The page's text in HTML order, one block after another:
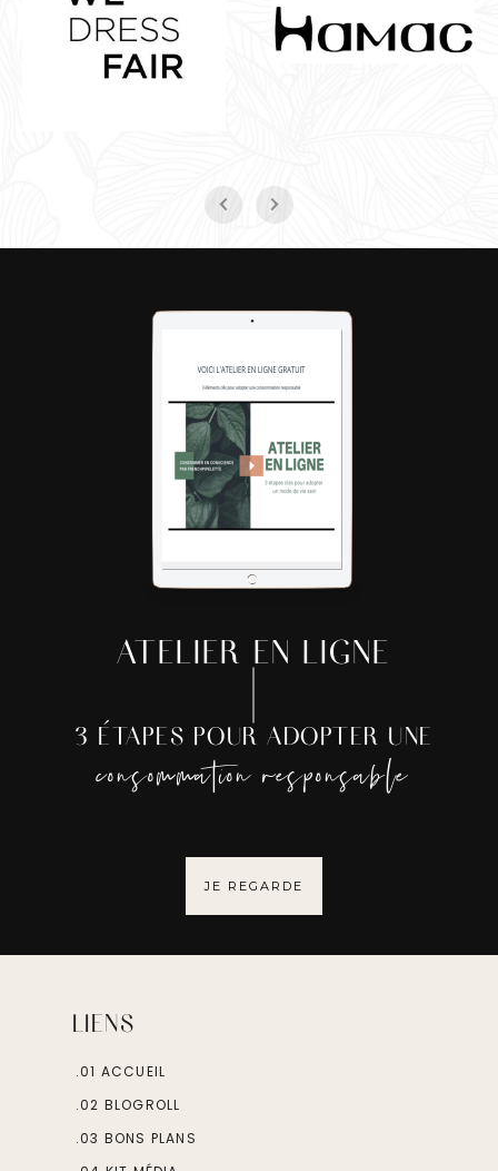
ATELIER EN LIGNE
3 ÉTAPES POUR ADOPTER UNE
consommation responsable
JE REGARDE
LIENS
.01 ACCUEIL
.02 BLOGROLL
.03 BONS PLANS